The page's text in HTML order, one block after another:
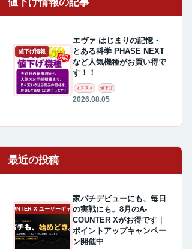
値下げ情報
エヴァ はじまりの記憶・
とある科学 PHASE NEXT
など人気機種がお買い得で
す！！
オススメ 値下げ
2026.08.05
最近の投稿
A-COUNTER X ユーザーギャラリー
家パチデビューにも、毎日
の実戦にも。8月のA-
COUNTER Xがお得です｜
ポイントアップキャンペー
ン開催中